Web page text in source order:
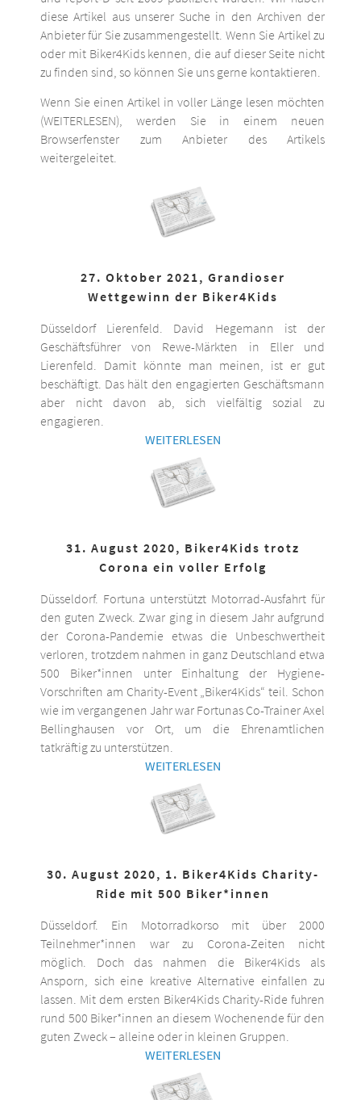
diese Artikel aus unserer Suche in den Archiven der
Anbieter für Sie zusammengestellt. Wenn Sie Artikel zu
oder mit Biker4Kids kennen, die auf dieser Seite nicht
zu finden sind, so können Sie uns gerne kontaktieren.
Wenn Sie einen Artikel in voller Länge lesen möchten
(WEITERLESEN), werden Sie in einem neuen
Browserfenster zum Anbieter des Artikels
weitergeleitet.
27. Oktober 2021, Grandioser
Wettgewinn der Biker4Kids
Düsseldorf Lierenfeld. David Hegemann ist der
Geschäftsführer von Rewe-Märkten in Eller und
Lierenfeld. Damit könnte man meinen, ist er gut
beschäftigt. Das hält den engagierten Geschäftsmann
aber nicht davon ab, sich vielfältig sozial zu
engagieren.
WEITERLESEN
31. August 2020, Biker4Kids trotz
Corona ein voller Erfolg
Düsseldorf. Fortuna unterstützt Motorrad-Ausfahrt für
den guten Zweck. Zwar ging in diesem Jahr aufgrund
der Corona-Pandemie etwas die Unbeschwertheit
verloren, trotzdem nahmen in ganz Deutschland etwa
500 Biker*innen unter Einhaltung der Hygiene-
Vorschriften am Charity-Event „Biker4Kids“ teil. Schon
wie im vergangenen Jahr war Fortunas Co-Trainer Axel
Bellinghausen vor Ort, um die Ehrenamtlichen
tatkräftig zu unterstützen.
WEITERLESEN
30. August 2020, 1. Biker4Kids Charity-
Ride mit 500 Biker*innen
Düsseldorf. Ein Motorradkorso mit über 2000
Teilnehmer*innen war zu Corona-Zeiten nicht
möglich. Doch das nahmen die Biker4Kids als
Ansporn, sich eine kreative Alternative einfallen zu
lassen. Mit dem ersten Biker4Kids Charity-Ride fuhren
rund 500 Biker*innen an diesem Wochenende für den
guten Zweck – alleine oder in kleinen Gruppen.
WEITERLESEN